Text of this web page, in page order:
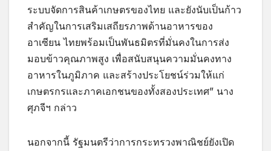
ระบบจัดการสินค้าเกษตรของไทย และยังนับเป็นก้าว
สำคัญในการเสริมเสถียรภาพด้านอาหารของ
อาเซียน ไทยพร้อมเป็นพันธมิตรที่มั่นคงในการส่ง
มอบข้าวคุณภาพสูง เพื่อสนับสนุนความมั่นคงทาง
อาหารในภูมิภาค และสร้างประโยชน์ร่วมให้แก่
เกษตรกรและภาคเอกชนของทั้งสองประเทศ” นาง
ศุภจีฯ กล่าว
นอกจากนี้ รัฐมนตรีว่าการกระทรวงพาณิชย์ยังเปิด